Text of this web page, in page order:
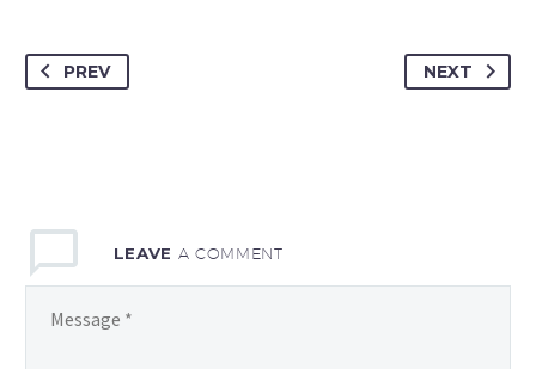
PREV NEXT
LEAVE A COMMENT